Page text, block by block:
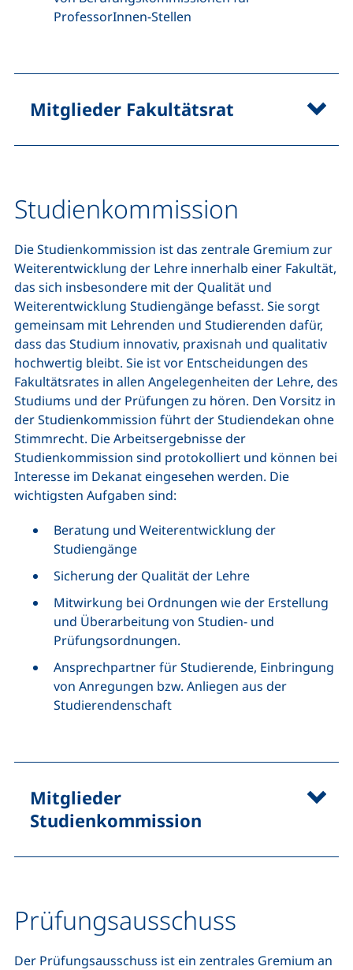
ProfessorInnen-Stellen
Mitglieder Fakultätsrat
Studienkommission
Die Studienkommission ist das zentrale Gremium zur
Weiterentwicklung der Lehre innerhalb einer Fakultät,
das sich insbesondere mit der Qualität und
Weiterentwicklung Studiengänge befasst. Sie sorgt
gemeinsam mit Lehrenden und Studierenden dafür,
dass das Studium innovativ, praxisnah und qualitativ
hochwertig bleibt. Sie ist vor Entscheidungen des
Fakultätsrates in allen Angelegenheiten der Lehre, des
Studiums und der Prüfungen zu hören. Den Vorsitz in
der Studienkommission führt der Studiendekan ohne
Stimmrecht. Die Arbeitsergebnisse der
Studienkommission sind protokolliert und können bei
Interesse im Dekanat eingesehen werden. Die
wichtigsten Aufgaben sind:
Beratung und Weiterentwicklung der
Studiengänge
Sicherung der Qualität der Lehre
Mitwirkung bei Ordnungen wie der Erstellung
und Überarbeitung von Studien- und
Prüfungsordnungen.
Ansprechpartner für Studierende, Einbringung
von Anregungen bzw. Anliegen aus der
Studierendenschaft
Mitglieder
Studienkommission
Prüfungsausschuss
Der Prüfungsausschuss ist ein zentrales Gremium an